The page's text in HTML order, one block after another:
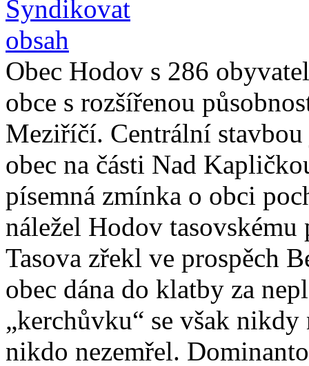
Obec Hodov s 286
obce s rozšířenou
Meziříčí. Centrální
obec na části Nad
písemná zmínka o obci
náležel Hodov
Tasova zřekl ve prospěch
obec dána do klatby za
„kerchůvku“ se však
nikdo nezemřel.